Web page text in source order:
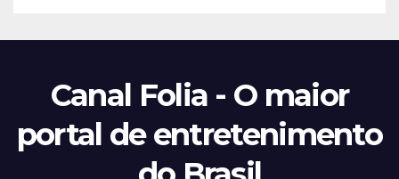
Canal Folia - O maior
portal de entretenimento